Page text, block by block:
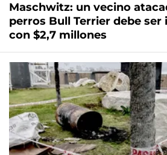
Maschwitz: un vecino
perros Bull Terrier debe ser
con $2,7 millones